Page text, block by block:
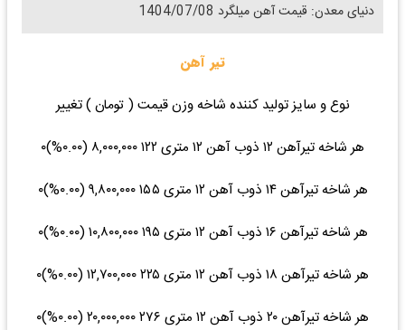
دنیای معدن: قیمت آهن میلگرد 1404/07/08
تیر آهن
نوع و سایز تولید کننده شاخه وزن قیمت ( تومان ) تغییر
هر شاخه تیرآهن ۱۲ ذوب آهن ۱۲ متری ۱۲۲ ۸,۰۰۰,۰۰۰ (۰.۰۰%)۰
هر شاخه تیرآهن ۱۴ ذوب آهن ۱۲ متری ۱۵۵ ۹,۸۰۰,۰۰۰ (۰.۰۰%)۰
هر شاخه تیرآهن ۱۶ ذوب آهن ۱۲ متری ۱۹۵ ۱۰,۸۰۰,۰۰۰ (۰.۰۰%)۰
هر شاخه تیرآهن ۱۸ ذوب آهن ۱۲ متری ۲۲۵ ۱۲,۷۰۰,۰۰۰ (۰.۰۰%)۰
هر شاخه تیرآهن ۲۰ ذوب آهن ۱۲ متری ۲۷۶ ۲۰,۰۰۰,۰۰۰ (۰.۰۰%)۰